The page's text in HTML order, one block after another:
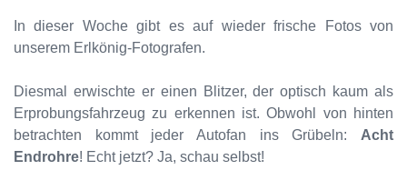
In dieser Woche gibt es auf wieder frische Fotos von
unserem Erlkönig-Fotografen.
Diesmal erwischte er einen Blitzer, der optisch kaum als
Erprobungsfahrzeug zu erkennen ist. Obwohl von hinten
betrachten kommt jeder Autofan ins Grübeln: Acht
Endrohre! Echt jetzt? Ja, schau selbst!